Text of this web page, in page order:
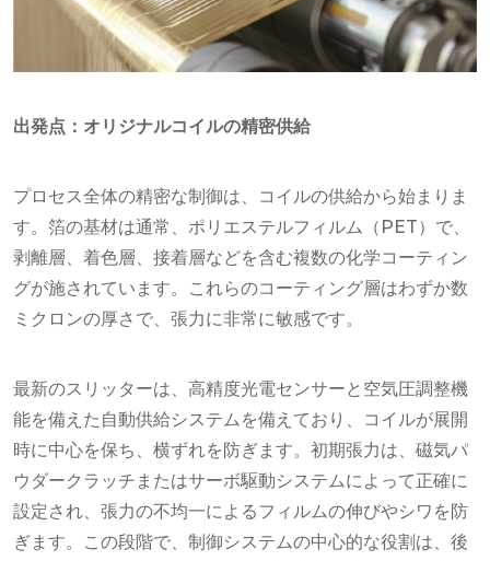
出発点：オリジナルコイルの精密供給
プロセス全体の精密な制御は、コイルの供給から始まりま
す。箔の基材は通常、ポリエステルフィルム（PET）で、
剥離層、着色層、接着層などを含む複数の化学コーティン
グが施されています。これらのコーティング層はわずか数
ミクロンの厚さで、張力に非常に敏感です。
最新のスリッターは、高精度光電センサーと空気圧調整機
能を備えた自動供給システムを備えており、コイルが展開
時に中心を保ち、横ずれを防ぎます。初期張力は、磁気パ
ウダークラッチまたはサーボ駆動システムによって正確に
設定され、張力の不均一によるフィルムの伸びやシワを防
ぎます。この段階で、制御システムの中心的な役割は、後